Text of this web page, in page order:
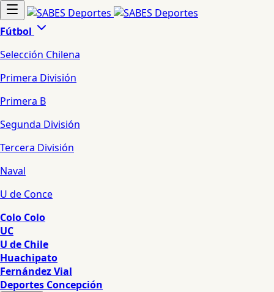
Fútbol
Selección Chilena
Primera División
Primera B
Segunda División
Tercera División
Naval
U de Conce
Colo Colo
UC
U de Chile
Huachipato
Fernández Vial
Deportes Concepción